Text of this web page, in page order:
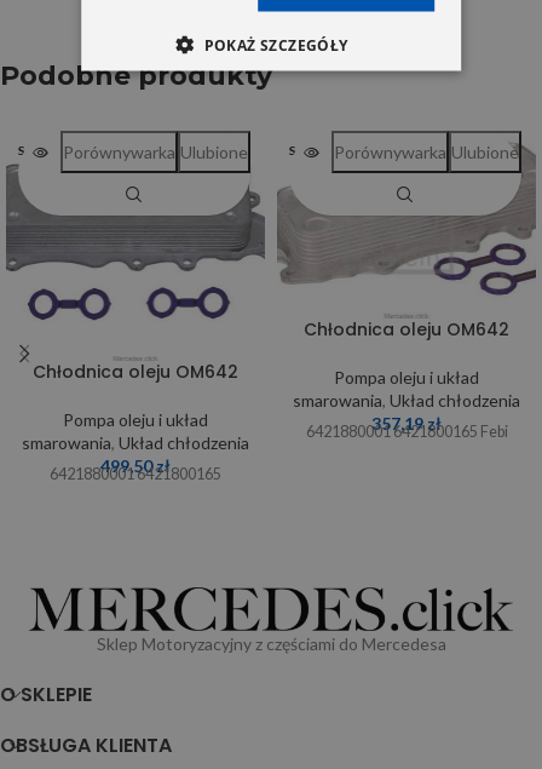
Podobne produkty
SOLD OUT
Chłodnica oleju OM642
Pompa oleju i układ
smarowania, Układ chłodzenia
499,50zł
6421880001 6421800165
Porównywarka Ulubione SOLD OUT
Chłodnica oleju OM642
Pompa oleju i układ
smarowania, Układ chłodzenia
357,19zł
6421880001 6421800165 Febi
Porównywarka Ulubione
Sklep Motoryzacyjny z częściami do Mercedesa
O SKLEPIE
OBSŁUGA KLIENTA
POKAŻ SZCZEGÓŁY